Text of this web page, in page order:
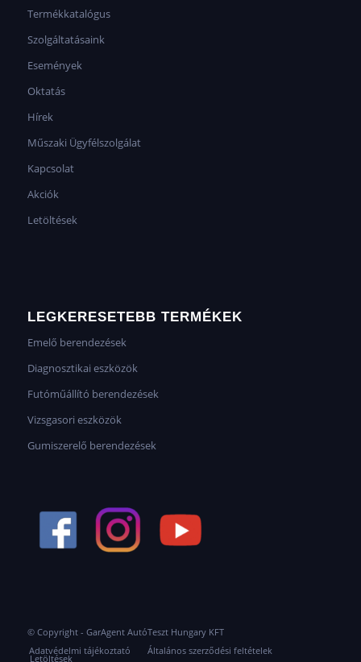
Termékkatalógus
Szolgáltatásaink
Események
Oktatás
Hírek
Műszaki Ügyfélszolgálat
Kapcsolat
Akciók
Letöltések
LEGKERESETEBB TERMÉKEK
Emelő berendezések
Diagnosztikai eszközök
Futóműállító berendezések
Vizsgasori eszközök
Gumiszerelő berendezések
© Copyright - GarAgent AutóTeszt Hungary KFT
Adatvédelmi tájékoztató
Általános szerződési feltételek
Letöltések